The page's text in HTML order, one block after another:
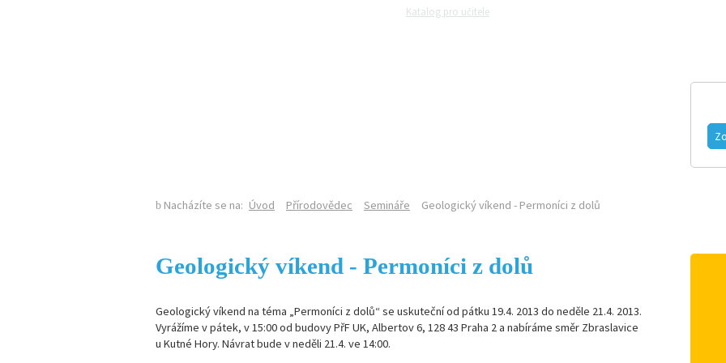
Katalog pro učitele
Nacházíte se na: Úvod Přírodovědec Semináře Geologický víkend - Permoníci z dolů
Geologický víkend - Permoníci z dolů
Geologický víkend na téma „Permoníci z dolů“ se uskuteční od pátku 19.4. 2013 do neděle 21.4. 2013.
Vyrážíme v pátek, v 15:00 od budovy PřF UK, Albertov 6, 128 43 Praha 2 a nabíráme směr Zbraslavice
u Kutné Hory. Návrat bude v neděli 21.4. ve 14:00.